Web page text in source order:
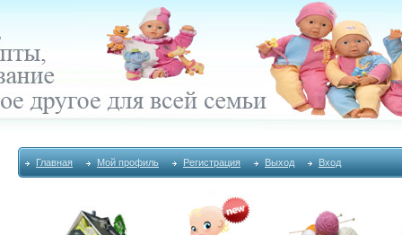
Главная Мой профиль Регистрация Выход Вход